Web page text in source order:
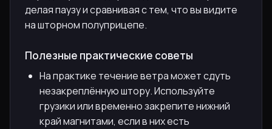
делая паузу и сравнивая с тем, что вы видите
на шторном полуприцепе.
Полезные практические советы
На практике течение ветра может сдуть
незакреплённую штору. Используйте
грузики или временно закрепите нижний
край магнитами, если в них есть